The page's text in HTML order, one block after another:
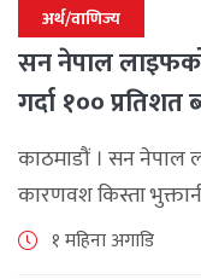
अर्थ/वाणिज्य
सन नेपाल
गर्दा १००
काठमाडौं । सन नेपाल
कारणवश किस्ता
बीमालेख पुनर्जागरण
१ महिना अगाडि